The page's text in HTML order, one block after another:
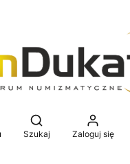
Otwórz wyszukiwarkę
Szukaj Zaloguj się